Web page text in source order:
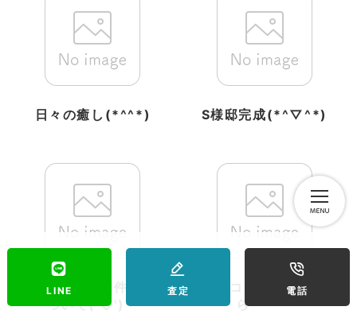
日々の癒し(*^^*) S様邸完成(*^▽^*)
ネットによる物件紹介に
ついて('◇')ゞ
アーキコラボのお客様か
ら・・・
LINE 査定 電話